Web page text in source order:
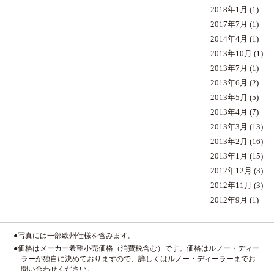
2018年1月 (1)
2017年7月 (1)
2014年4月 (1)
2013年10月 (1)
2013年7月 (1)
2013年6月 (2)
2013年5月 (5)
2013年4月 (7)
2013年3月 (13)
2013年2月 (16)
2013年1月 (15)
2012年12月 (3)
2012年11月 (3)
2012年9月 (1)
●写真には一部欧州仕様を含みます。
●価格はメーカー希望小売価格（消費税含む）です。価格はルノー・ディー
ラーが独自に決めておりますので、詳しくはルノー・ディーラーまでお
問い合わせください。